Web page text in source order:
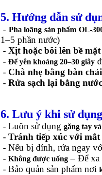
5. Hướng dẫn sử
- Pha loãng sản phẩm OL-
1–5 phần nước)
- Xịt hoặc bôi lên bề
- Để yên khoảng 20–30 giây
- Chà nhẹ bằng bàn
- Rửa sạch lại bằng nước
6. Lưu ý khi sử dụng
- Luôn sử dụng găng tay
- Tránh tiếp xúc với mắt
- Nếu bị dính, rửa ngay
- Không được uống – Để xa
- Bảo quản sản phẩm nơi